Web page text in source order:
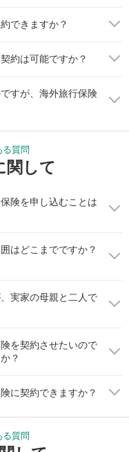
、店頭申し込みよりも
てみてはいかがでしょ
ス
などの携行品を修理す
スです。
、お客さまのご自宅に
額以内であれば、修理
赴任中にケガや病気など
られる制度です。
り治療費の低い金額か
300万円かかった。
万円必要です。
担額は3割です。
= 70万円
ほかの補償がない場合は
内容の分かる書類や明細
らの書類を請求できる
ートを準備しておく必要
の日本で健康保険が適用
ド代や先進医療費など、
求することができませ
できますか？
約は可能ですか？
すが、海外旅行保険
る質問
関して
険を申し込むことは
はどこまでですか？
実家の母親と二人で
を契約させたいので
？
に契約できますか？
る質問